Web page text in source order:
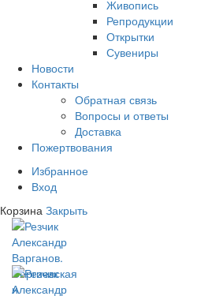
Живопись
Репродукции
Открытки
Сувениры
Новости
Контакты
Обратная связь
Вопросы и ответы
Доставка
Пожертвования
Избранное
Вход
Корзина Закрыть